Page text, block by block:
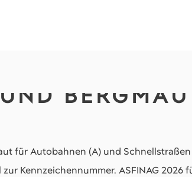
für Autobahnen (A) und
Kennzeichennummer. ASFINAG 2026